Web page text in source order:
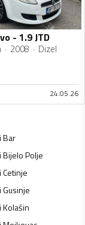
- 1.9 JTD
2008 Dizel
24.05.26
Bar
Bijelo Polje
Cetinje
Gusinje
Kolašin